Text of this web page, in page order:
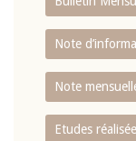
Note
Note
Etudes